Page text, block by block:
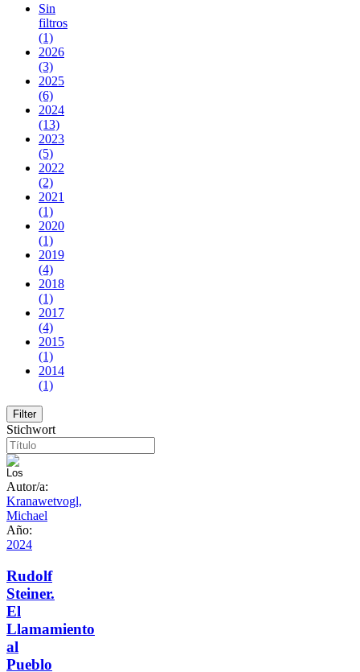
Sin
filtros
(1)
2026
(3)
2025
(6)
2024
(13)
2023
(5)
2022
(2)
2021
(1)
2020
(1)
2019
(4)
2018
(1)
2017
(4)
2015
(1)
2014
(1)
Stichwort
Autor/a:
Kranawetvogl,
Michael
Año:
2024
Rudolf
Steiner.
El
Llamamiento
al
Pueblo